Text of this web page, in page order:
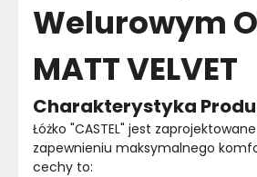
Welurowym
MATT VELVET
Charakterystyka
Łóżko "CASTEL" jest
zapewnieniu maksymalnego
cechy to: